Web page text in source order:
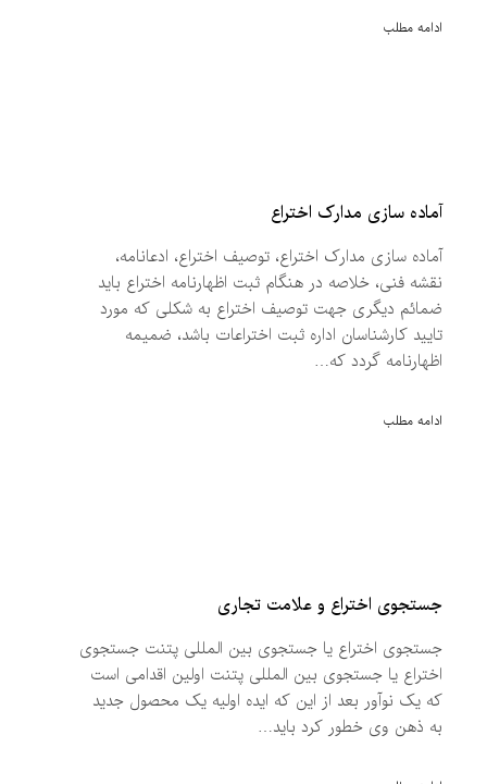
ادامه مطلب
آماده سازی مدارک اختراع
آماده سازی مدارک اختراع، توصیف اختراع، ادعانامه،
نقشه فنی، خلاصه در هنگام ثبت اظهارنامه اختراع باید
ضمائم دیگری جهت توصیف اختراع به شکلی که مورد
تایید کارشناسان اداره ثبت اختراعات باشد، ضمیمه
اظهارنامه گردد که…
ادامه مطلب
جستجوی اختراع و علامت تجاری
جستجوی اختراع یا جستجوی بین المللی پتنت جستجوی
اختراع یا جستجوی بین المللی پتنت اولین اقدامی است
که یک نوآور بعد از این که ایده اولیه یک محصول جدید
به ذهن وی خطور کرد باید…